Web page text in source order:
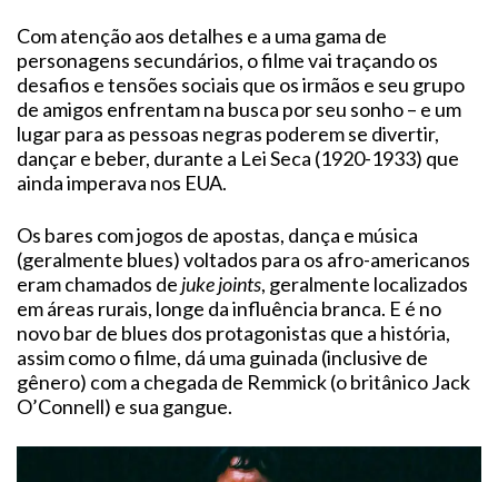
Com atenção aos detalhes e a uma gama de
personagens secundários, o filme vai traçando os
desafios e tensões sociais que os irmãos e seu grupo
de amigos enfrentam na busca por seu sonho – e um
lugar para as pessoas negras poderem se divertir,
dançar e beber, durante a Lei Seca (1920-1933) que
ainda imperava nos EUA.
Os bares com jogos de apostas, dança e música
(geralmente blues) voltados para os afro-americanos
eram chamados de juke joints, geralmente localizados
em áreas rurais, longe da influência branca. E é no
novo bar de blues dos protagonistas que a história,
assim como o filme, dá uma guinada (inclusive de
gênero) com a chegada de Remmick (o britânico Jack
O’Connell) e sua gangue.